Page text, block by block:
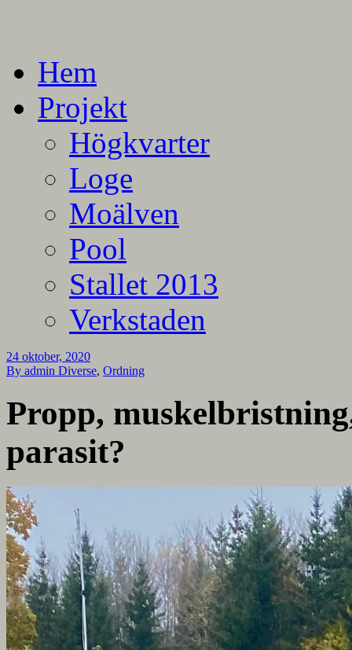
Hem
Projekt
Högkvarter
Loge
Moälven
Pool
Stallet 2013
Verkstaden
24 oktober, 2020
By admin Diverse, Ordning
Propp,
parasit?